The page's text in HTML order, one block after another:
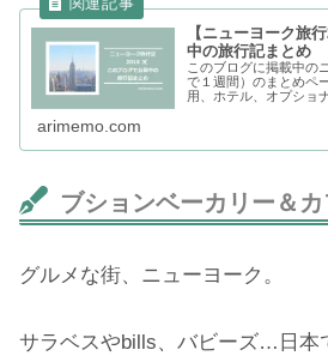
【ニューヨーク旅
中の旅行記まとめ
このブログに掲載中の
で１週間）のまとめペ
用、ホテル、オプショ
arimemo.com
ブションベーカリー＆
グルメな街、ニューヨーク。
サラベスやbills、バビーズ…日本